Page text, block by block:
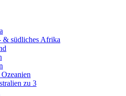
& südliches Afrika
zu 3